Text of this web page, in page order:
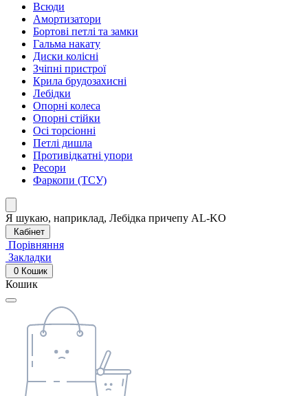
Всюди
Амортизатори
Бортові петлі та замки
Гальма накату
Диски колісні
Зчіпні пристрої
Крила брудозахисні
Лебідки
Опорні колеса
Опорні стійки
Осі торсіонні
Петлі дишла
Противідкатні упори
Ресори
Фаркопи (ТСУ)
Я шукаю, наприклад, Лебідка причепу AL-KO
Кабінет
Порівняння
Закладки
0 Кошик
Кошик